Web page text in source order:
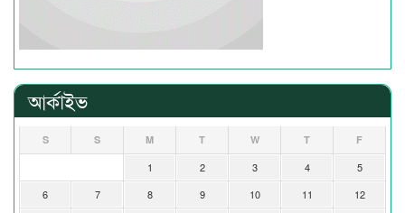
আর্কাইভ
S S M T W T F
1 2 3 4
5
6
7 8 9 10 11
12